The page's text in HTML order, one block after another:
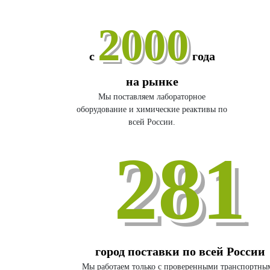
с 2000года
на рынке
Мы поставляем лабораторное
оборудование и химические реактивы по
всей России.
281
город поставки по всей России
Мы работаем только с проверенными